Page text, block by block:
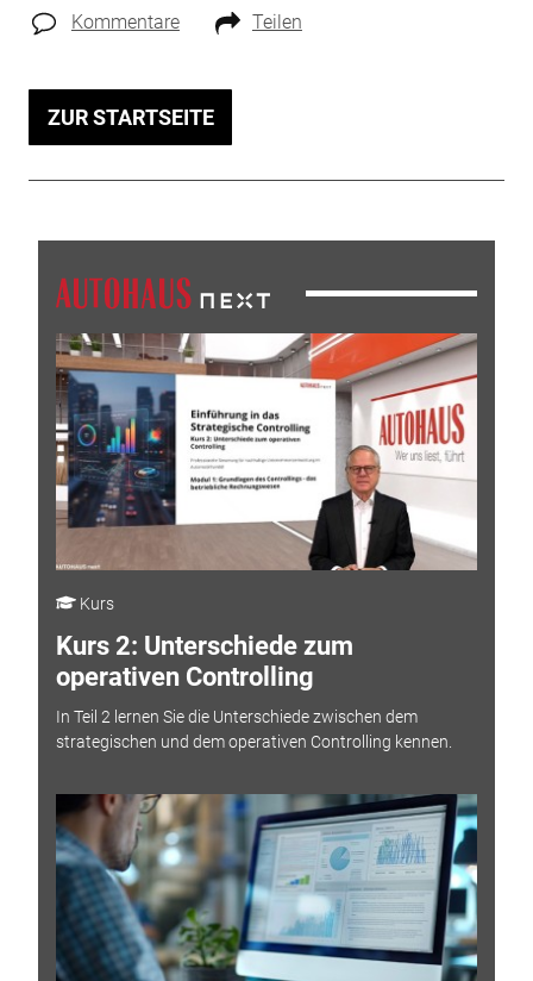
Kommentare Teilen
ZUR STARTSEITE
Kurs
Kurs 2: Unterschiede zum
operativen Controlling
In Teil 2 lernen Sie die Unterschiede zwischen dem
strategischen und dem operativen Controlling kennen.